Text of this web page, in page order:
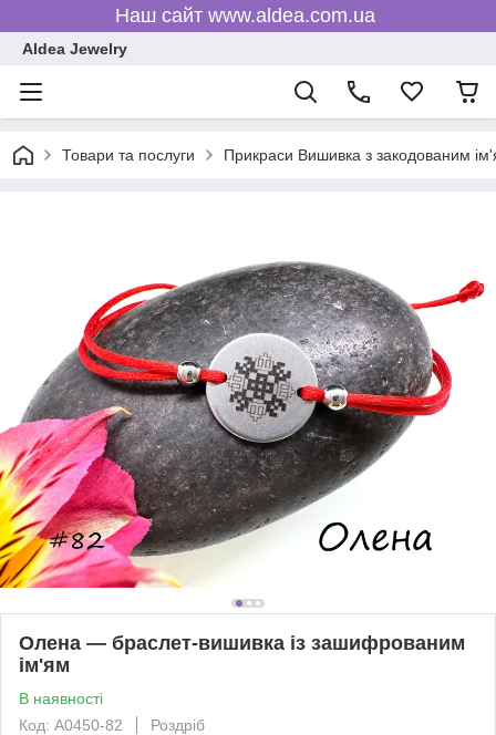
Наш сайт www.aldea.com.ua
Aldea Jewelry
Товари та послуги Прикраси Вишивка з закодованим
Олена — браслет-вишивка із зашифрованим
ім'ям
В наявності
Код: A0450-82
Роздріб